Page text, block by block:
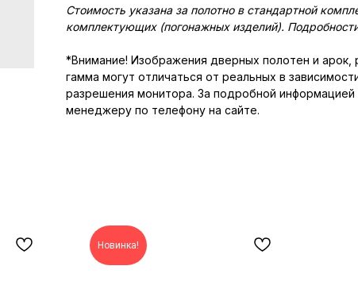
Стоимость указана за полотно в стандартной
комплектующих (погонажных изделий).
*Внимание! Изображения дверных полотен и арок,
гамма могут отличаться от реальных в
разрешения монитора. За подробной информацией
менеджеру по телефону на сайте.
Новинка!